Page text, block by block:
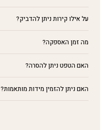
על אילו קירות ניתן להדביק?
מה זמן האספקה?
האם הטפט ניתן להסרה?
האם ניתן להזמין מידות מותאמות?